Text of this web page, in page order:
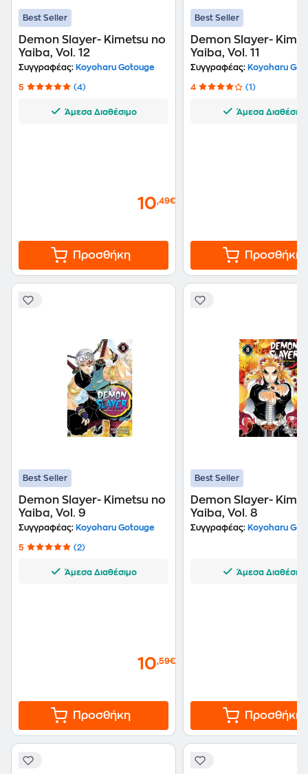
Best Seller
Demon Slayer- Kimetsu no
Yaiba, Vol. 12
Συγγραφέας: Koyoharu Gotouge
5 (4)
Άμεσα Διαθέσιμο
10,49€
Προσθήκη
Best Seller
Demon Slayer-
Yaiba, Vol. 11
Συγγραφέας: Koyoharu
4 (1)
Άμεσα Διαθέσιμο
Προσθήκη
Best Seller
Demon Slayer- Kimetsu no
Yaiba, Vol. 9
Συγγραφέας: Koyoharu Gotouge
5 (2)
Άμεσα Διαθέσιμο
10,59€
Προσθήκη
Best Seller
Demon Slayer-
Yaiba, Vol. 8
Συγγραφέας: Koyoharu
Άμεσα Διαθέσιμο
Προσθήκη